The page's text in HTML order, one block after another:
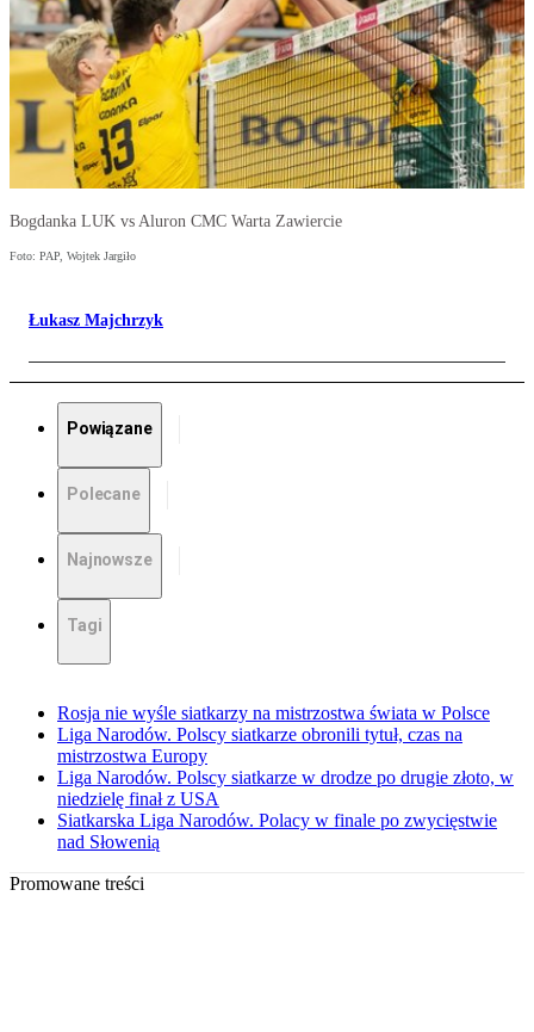
Bogdanka LUK vs Aluron CMC Warta Zawiercie
Foto: PAP, Wojtek Jargiło
Łukasz Majchrzyk
Powiązane
Polecane
Najnowsze
Tagi
Rosja nie wyśle siatkarzy na mistrzostwa świata w Polsce
Liga Narodów. Polscy siatkarze obronili tytuł, czas na
mistrzostwa Europy
Liga Narodów. Polscy siatkarze w drodze po drugie złoto, w
niedzielę finał z USA
Siatkarska Liga Narodów. Polacy w finale po zwycięstwie
nad Słowenią
Promowane treści